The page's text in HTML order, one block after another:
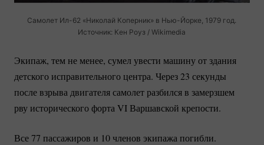
Самолет Ил-62 «Николай Коперник» в Нью-Йорке, 1979 год.
Источник: Кен Роуз / Wikimedia
Экипаж, тем не менее, сумел увести машину от здания
детского исправительного центра. Через 23 секунды
после взрыва двигателя самолет разбился в замерзшем
рву исторического форта VI Варшавской крепости.
Все 77 пассажиров и 10 членов экипажа погибли.